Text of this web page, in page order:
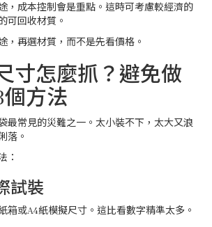
，成本控制會是重點。這時可考慮較經濟的
可回收材質。
，再選材質，而不是先看價格。
寸怎麼抓？避免做
方法
最常見的災難之一。太小裝不下，太大又浪
落。
：
試裝
箱或A4紙模擬尺寸。這比看數字精準太多。